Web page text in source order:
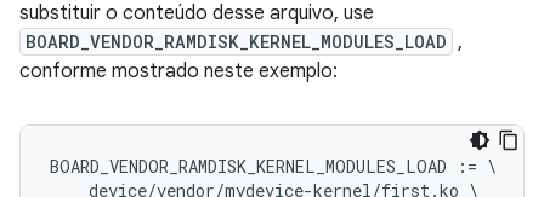
substituir o conteúdo desse arquivo, use
BOARD_VENDOR_RAMDISK_KERNEL_MODULES_LOAD ,
conforme mostrado neste exemplo:
BOARD_VENDOR_RAMDISK_KERNEL_MODULES_LOAD := \
device/vendor/mydevice-kernel/first.ko \